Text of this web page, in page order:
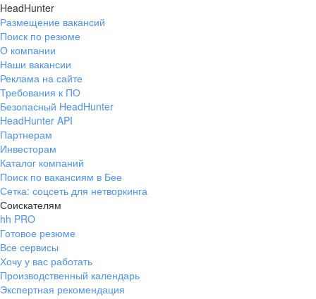
HeadHunter
Размещение вакансий
Поиск по резюме
О компании
Наши вакансии
Реклама на сайте
Требования к ПО
Безопасный HeadHunter
HeadHunter API
Партнерам
Инвесторам
Каталог компаний
Поиск по вакансиям в Бее
Сетка: соцсеть для нетворкинга
Соискателям
hh PRO
Готовое резюме
Все сервисы
Хочу у вас работать
Производственный календарь
Экспертная рекомендация